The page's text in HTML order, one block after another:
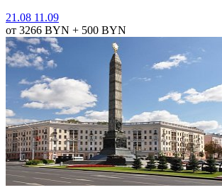
21.08 11.09
от 3266 BYN + 500 BYN